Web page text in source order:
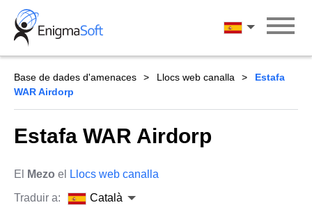
Skip
content
Català
Base de dades d'amenaces Llocs web canalla
Estafa
WAR Airdorp
Estafa WAR Airdorp
El Mezo el
Llocs web canalla
Traduir a:
Català